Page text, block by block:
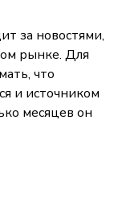
за новостями,
рынке. Для
что
и источником
месяцев он